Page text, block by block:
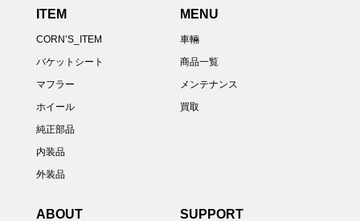
ITEM
CORN’S_ITEM
バケットシート
マフラー
ホイール
純正部品
内装品
外装品
MENU
車輛
商品一覧
メンテナンス
買取
ABOUT SUPPORT